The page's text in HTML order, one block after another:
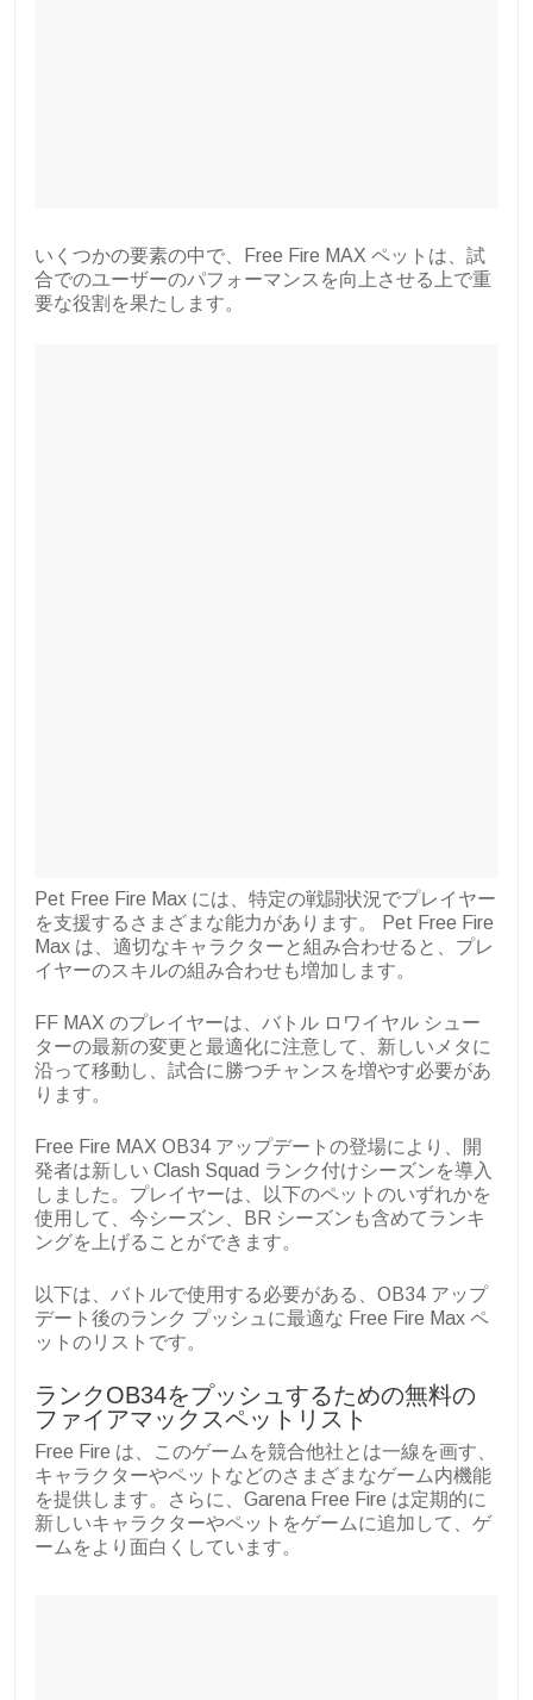
いくつかの要素の中で、Free Fire MAX ペットは、試
合でのユーザーのパフォーマンスを向上させる上で重
要な役割を果たします。
Pet Free Fire Max には、特定の戦闘状況でプレイヤー
を支援するさまざまな能力があります。 Pet Free Fire
Max は、適切なキャラクターと組み合わせると、プレ
イヤーのスキルの組み合わせも増加します。
FF MAX のプレイヤーは、バトル ロワイヤル シュー
ターの最新の変更と最適化に注意して、新しいメタに
沿って移動し、試合に勝つチャンスを増やす必要があ
ります。
Free Fire MAX OB34 アップデートの登場により、開
発者は新しい Clash Squad ランク付けシーズンを導入
しました。プレイヤーは、以下のペットのいずれかを
使用して、今シーズン、BR シーズンも含めてランキ
ングを上げることができます。
以下は、バトルで使用する必要がある、OB34 アップ
デート後のランク プッシュに最適な Free Fire Max ペ
ットのリストです。
ランクOB34をプッシュするための無料の
ファイアマックスペットリスト
Free Fire は、このゲームを競合他社とは一線を画す、
キャラクターやペットなどのさまざまなゲーム内機能
を提供します。さらに、Garena Free Fire は定期的に
新しいキャラクターやペットをゲームに追加して、ゲ
ームをより面白くしています。